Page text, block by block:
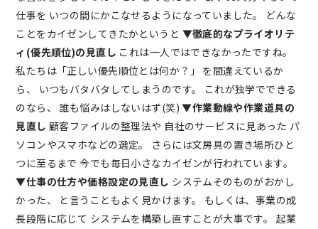
仕事を いつの間にかこなせるようになっていました。 どんな
ことをカイゼンしてきたかというと ▼徹底的なプライオリテ
ィ(優先順位)の見直し これは一人ではできなかったですね。
私たちは「正しい優先順位とは何か？」 を間違えているか
ら、 いつもバタバタしてしまうのです。 これが独学でできる
のなら、 誰も悩みはしないはず(笑)▼作業動線や作業道具の
見直し 顧客ファイルの整理法や 自社のサービスに見あった パ
ソコンやスマホなどの選定。 さらには文房具の置き場所ひと
つに至るまで 今でも毎日小さなカイゼンが行われています。
▼仕事の仕方や価格設定の見直し システムそのものがおかし
かった、 と言うこともよく見かけます。 もしくは、事業の成
長段階に応じて システムを構築し直すことが大事です。 起業